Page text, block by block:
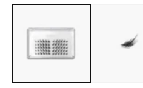
media
modal